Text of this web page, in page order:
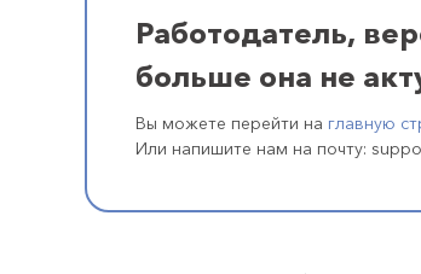
Работодатель,
больше она не
Вы можете перейти на главную
Или напишите нам на почту: